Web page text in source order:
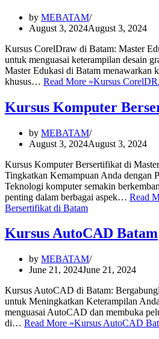
by MEBATAM
August 3, 2024August 3, 2024
Kursus CorelDraw di Batam: Master
untuk menguasai keterampilan desain
Master Edukasi di Batam menawarkan
khusus… Read More »Kursus
Kursus Komputer
by MEBATAM
August 3, 2024August 3, 2024
Kursus Komputer Bersertifikat di
Tingkatkan Kemampuan Anda dengan
Teknologi komputer semakin
penting dalam berbagai aspek… Read
Bersertifikat di Batam
Kursus AutoCAD Batam
by MEBATAM
June 21, 2024June 21, 2024
Kursus AutoCAD di Batam:
untuk Meningkatkan Keterampilan
menguasai AutoCAD dan membuka
di… Read More »Kursus AutoCAD